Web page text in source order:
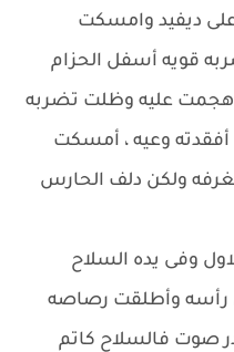
ديفيد وامسكت
قويه أسفل الحزام
وهجمت عليه وظلت تضربه
أفقدته وعيه ، أمسكت
ولكن دلف الحارس
وفى يده السلاح
رأسه وأطلقت رصاصه
صوت فالسلاح كاتم